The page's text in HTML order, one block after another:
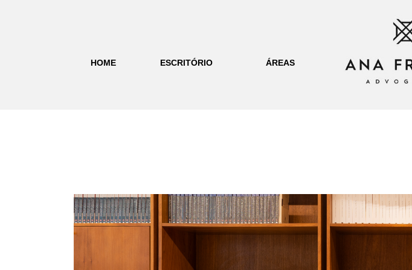
HOME ESCRITÓRIO ÁREAS